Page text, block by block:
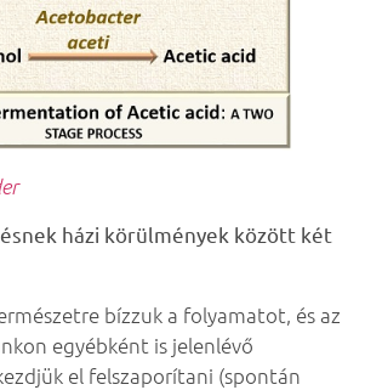
házi körülmények között két
bízzuk a folyamatot, és az
egyébként is jelenlévő
el felszaporítani (spontán